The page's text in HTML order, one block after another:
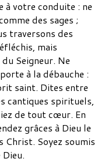
à votre conduite : ne
des sages ;
traversons des
mais
Seigneur. Ne
à la débauche :
saint. Dites entre
cantiques spirituels,
de tout cœur. En
grâces à Dieu le
Christ. Soyez soumis